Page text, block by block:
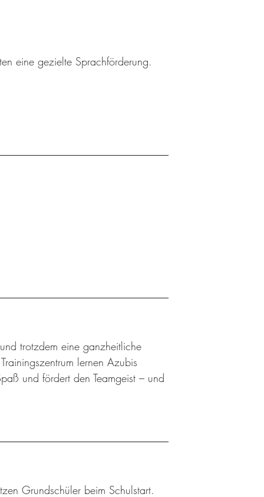
eine gezielte Sprachförderung.
trotzdem eine ganzheitliche
lernen Azubis
und fördert den Teamgeist – und
Grundschüler beim Schulstart.